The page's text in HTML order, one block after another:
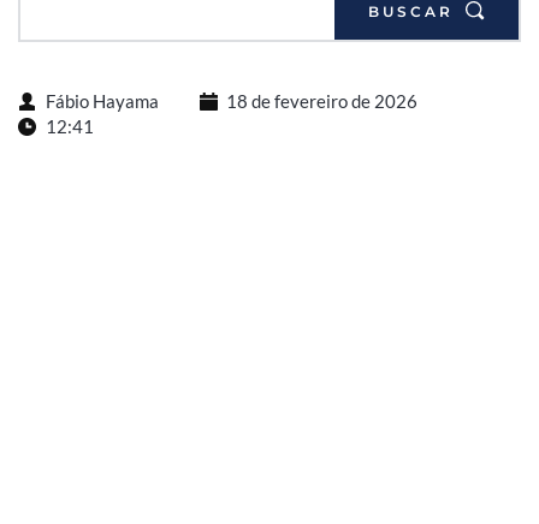
BUSCAR
Fábio Hayama
18 de fevereiro de 2026
12:41